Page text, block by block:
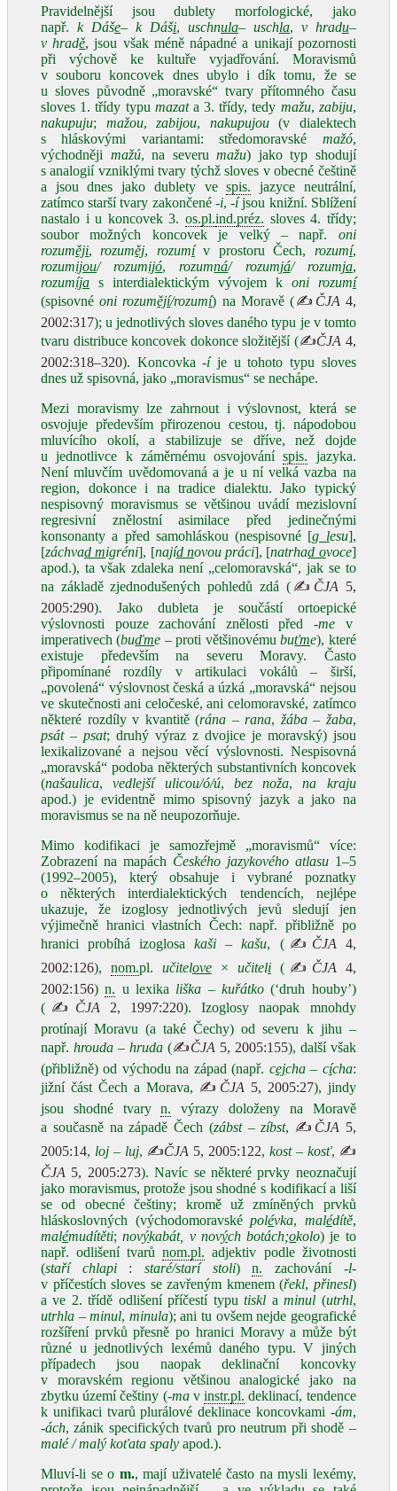
Pravidelnější jsou dublety morfologické, jako
např. k Dáše– k Dáši, uschnula– uschla, v hradu–
v hradě, jsou však méně nápadné a unikají pozornosti
při výchově ke kultuře vyjadřování. Moravismů
v souboru koncovek dnes ubylo i dík tomu, že se
u sloves původně „moravské“ tvary přítomného času
sloves 1. třídy typu mazata 3. třídy, tedy mažu, zabiju,
nakupuju; mažou,zabijou, nakupujou(v dialektech
s hláskovými variantami: středomoravské mažó,
východněji mažú, na severumažu) jako typ shodují
s analogií vzniklými tvary týchž sloves v obecné češtině
a jsou dnes jako dublety vespis. jazyce neutrální,
zatímco starší tvary zakončené ‑i,‑íjsou knižní. Sblížení
nastalo i u koncovek 3. os.pl.ind.préz. sloves 4. třídy;
soubor možných koncovek je velký – např. oni
rozuměji,rozuměj, rozumív prostoru Čech, rozumí,
rozumijou/ rozumijó,rozumná/ rozumjá/ rozumja,
rozumíja s interdialektickým vývojem k oni rozumí
(spisovnéoni rozumějí/rozumí) na Moravě (✍ ČJA 4,
2002:317); u jednotlivých sloves daného typu je v tomto
tvaru distribuce koncovek dokonce složitější (✍ČJA 4,
2002:318–320). Koncovka‑íje u tohoto typu sloves
dnes už spisovná, jako „moravismus“ se nechápe.
Mezi moravismy lze zahrnout i výslovnost, která se
osvojuje především přirozenou cestou, tj. nápodobou
mluvícího okolí, a stabilizuje se dříve, než dojde
u jednotlivce k záměrnému osvojováníspis. jazyka.
Není mluvčím uvědomovaná a je u ní velká vazba na
region, dokonce i na tradice dialektu. Jako typický
nespisovný moravismus se většinou uvádí mezislovní
regresivní znělostní asimilace před jedinečnými
konsonanty a před samohláskou (nespisovné [g lesu],
[záchvad migréni], [najíd novou práci], [natrhad ovoce]
apod.), ta však zdaleka není „celomoravská“, jak se to
na základě zjednodušených pohledů zdá (✍ ČJA 5,
2005:290). Jako dubleta je součástí ortoepické
výslovnosti pouze zachování znělosti před-me v
imperativech (buďme – proti většinovémubuťme), které
existuje především na severu Moravy. Často
připomínané rozdíly v artikulaci vokálů – širší,
„povolená“ výslovnost česká a úzká „moravská“ nejsou
ve skutečnosti ani celočeské, ani celomoravské, zatímco
některé rozdíly v kvantitě (rána –rana, žába– žaba,
psát – psat; druhý výraz z dvojice je moravský) jsou
lexikalizované a nejsou věcí výslovnosti. Nespisovná
„moravská“ podoba některých substantivních koncovek
(našaulica,vedlejší ulicou/ó/ú, bez noža,na kraju
apod.) je evidentně mimo spisovný jazyk a jako na
moravismus se na ně neupozorňuje.
Mimo kodifikaci je samozřejmě „moravismů“ více:
Zobrazení na mapách Českého jazykového atlasu1–5
(1992–2005), který obsahuje i vybrané poznatky
o některých interdialektických tendencích, nejlépe
ukazuje, že izoglosy jednotlivých jevů sledují jen
výjimečně hranici vlastních Čech: např. přibližně po
hranici probíhá izoglosakaši –kašu, (✍ ČJA 4,
2002:126), nom.pl. učitelove× učiteli(✍ ČJA 4,
2002:156)n. u lexika liška –kuřátko (‘druh houby’)
( ✍ ČJA 2, 1997:220). Izoglosy naopak mnohdy
protínají Moravu (a také Čechy) od severu k jihu –
např. hrouda – hruda(✍ČJA 5, 2005:155), další však
(přibližně) od východu na západ (např. cejcha – cícha:
jižní část Čech a Morava, ✍ ČJA 5, 2005:27), jindy
jsou shodné tvaryn. výrazy doloženy na Moravě
a současně na západě Čech (zábst–zíbst, ✍ ČJA 5,
2005:14, loj– luj, ✍ČJA 5, 2005:122,kost– kosť, ✍
ČJA 5, 2005:273). Navíc se některé prvky neoznačují
jako moravismus, protože jsou shodné s kodifikací a liší
se od obecné češtiny; kromě už zmíněných prvků
hláskoslovných (východomoravsképolévka, malédítě,
malémudítěti;novýkabát, v nových botách;okolo) je to
např. odlišení tvarůnom.pl. adjektiv podle životnosti
(staří chlapi:staré/starí stoli)n. zachování -l-
v příčestích sloves se zavřeným kmenem (řekl, přinesl)
a ve 2. třídě odlišení příčestí typutiskl aminul (utrhl,
utrhla – minul, minula); ani tu ovšem nejde geografické
rozšíření prvků přesně po hranici Moravy a může být
různé u jednotlivých lexémů daného typu. V jiných
případech jsou naopak deklinační koncovky
v moravském regionu většinou analogické jako na
zbytku území češtiny (-mavinstr.pl. deklinací, tendence
k unifikaci tvarů plurálové deklinace koncovkami -ám,
-ách, zánik specifických tvarů pro neutrum při shodě –
malé / malý koťata spaly apod.).
Mluví-li se o m., mají uživatelé často na mysli lexémy,